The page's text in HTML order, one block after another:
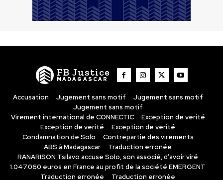
FB Justice
MADAGASCAR
Accusation Jugement sans motif
Jugement sans motif
Jugement sans motif
Virement international de CONNECTIC
Exception de verité
Exception de verité
Exception de verité
Condamnation de Solo
Contrepartie des virements
ABS à Madagascar
Traduction erronée
RANARISON Tsilavo accuse Solo, son associé, d’avoir viré
1.047.060 euros en France au profit de la société EMERGENT
Traduction erronée
Traduction erronée